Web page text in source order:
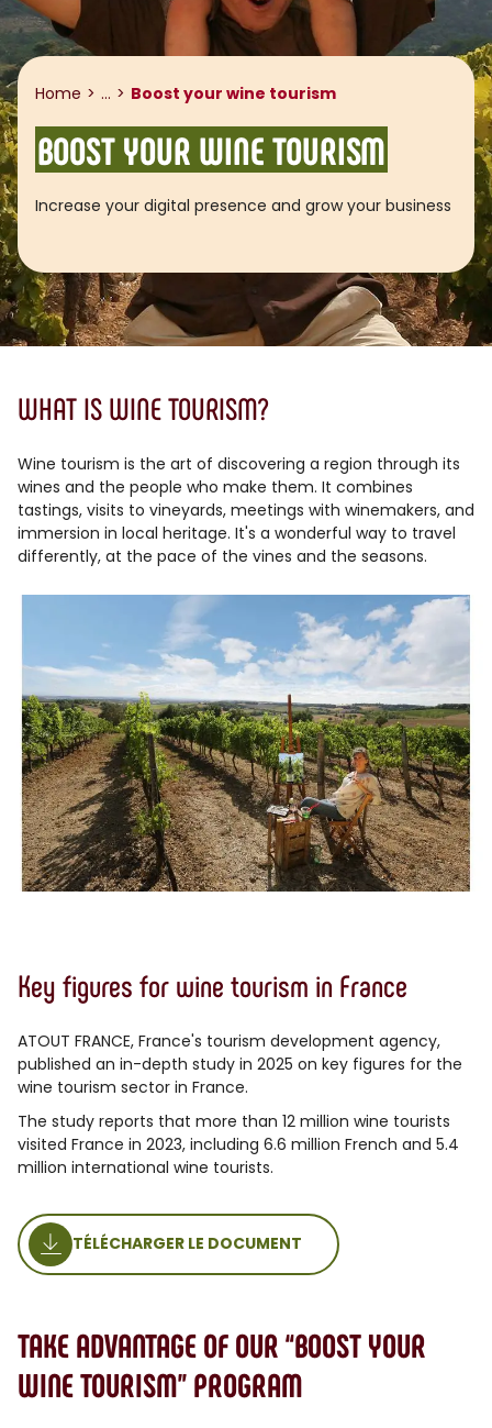
Home ... Show breadcrumb
Boost your wine tourism
BOOST YOUR WINE TOURISM
Increase your digital presence and grow your business
WHAT IS WINE TOURISM?
Wine tourism is the art of discovering a region through its
wines and the people who make them. It combines
tastings, visits to vineyards, meetings with winemakers, and
immersion in local heritage. It's a wonderful way to travel
differently, at the pace of the vines and the seasons.
Key figures for wine tourism in France
ATOUT FRANCE, France's tourism development agency,
published an in-depth study in 2025 on key figures for the
wine tourism sector in France.
The study reports that more than 12 million wine tourists
visited France in 2023, including 6.6 million French and 5.4
million international wine tourists.
TÉLÉCHARGER LE DOCUMENT
TAKE ADVANTAGE OF OUR “BOOST YOUR
WINE TOURISM” PROGRAM